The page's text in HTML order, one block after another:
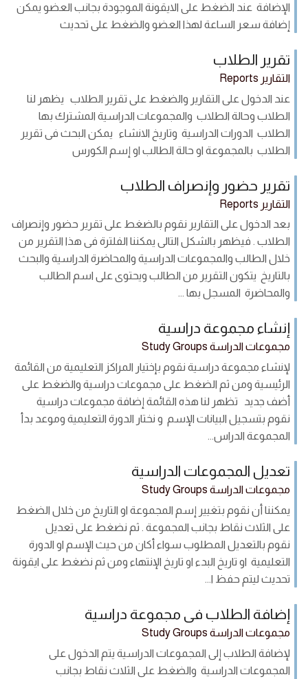
الإضافة عند الضغط على الايقونة الموجودة بجانب العضو يمكن
إضافة سعر الساعة لهذا العضو والضغط على تحديث
تقرير الطلاب
التقارير Reports
عند الدخول على التقارير والضغط على تقرير الطلاب يظهر لنا
الطلاب وحالة الطلاب والمجموعات الدراسية المشترك بها
الطلاب الدورات الدراسية وتاريخ الانشاء يمكن البحث فى تقرير
الطلاب بالمجموعة او حالة الطالب او إسم الكورس
تقرير حضور وإنصراف الطلاب
التقارير Reports
بعد الدخول على التقارير نقوم بالضغط على تقرير حضور وإنصراف
الطلاب . فيظهر بالشكل التالى يمكننا الفلترة فى هذا التقرير من
خلال الطالب والمجموعات الدراسية والمحاضرة الدراسية والبحث
بالتاريخ يتكون التقرير من الطالب ويحتوى على اسم الطالب
والمحاضرة المسجل بها ...
إنشاء مجموعة دراسية
مجموعات الدراسة Study Groups
لإنشاء مجموعة دراسية نقوم بإختيار المراكز التعليمية من القائمة
الرئيسية ومن ثم الضغط على مجموعات دراسية والضغط على
أضف جديد تظهر لنا هذه القائمة إضافة مجموعات دراسية
نقوم بتسجيل البيانات الإسم و نختار الدورة التعليمية وموعد بدأ
المجموعة الدراس...
تعديل المجموعات الدراسية
مجموعات الدراسة Study Groups
يمكننا أن نقوم بتغيير إسم المجموعة او التاريخ من خلال الضغط
على الثلاث نقاط بجانب المجموعة . ثم نضغط على تعديل
نقوم بالتعديل المطلوب سواء أكان من حيث الإسم او الدورة
التعليمية او تاريخ البدء او تاريخ الإنتهاء ومن ثم نضغط على ايقونة
تحديث ليتم حفظ ا...
إضافة الطلاب فى مجموعة دراسية
مجموعات الدراسة Study Groups
لإضافة الطلاب إلى المجموعات الدراسية يتم الدخول على
المجموعات الدراسية والضغط على الثلاث نقاط بجانب